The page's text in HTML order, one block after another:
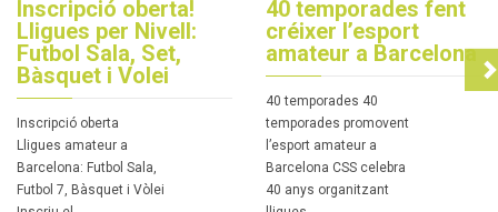
Inscripció oberta!
Lligues per Nivell:
Futbol Sala, Set,
Bàsquet i Volei
Inscripció oberta
Lligues amateur a
Barcelona: Futbol Sala,
Futbol 7, Bàsquet i Vòlei
40 temporades fent
créixer l’esport
amateur a Barcelona
40 temporades 40
temporades promovent
l’esport amateur a
Barcelona CSS celebra
40 anys organitzant